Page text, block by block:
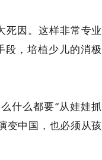
死因。这样非常专业
段，培植少儿的消极
什么都要“从娃娃抓
变中国，也必须从孩